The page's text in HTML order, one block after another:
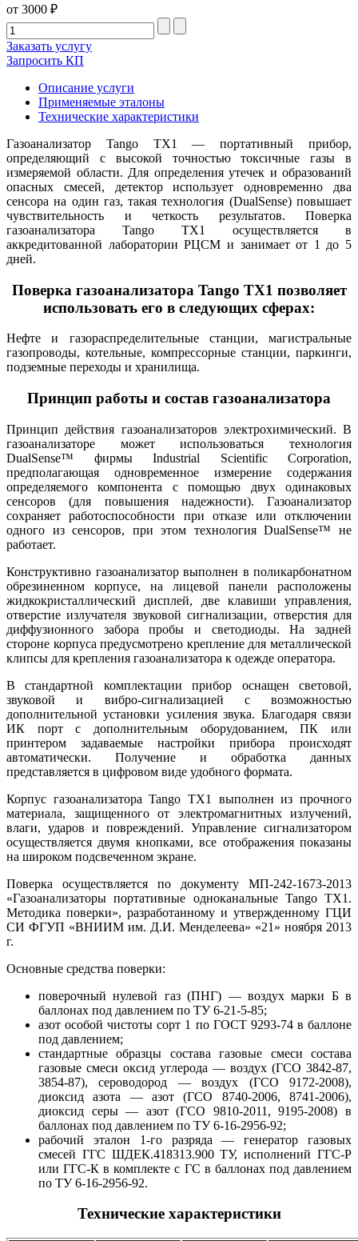
от 3000 ₽
Заказать услугу
Запросить КП
Описание услуги
Применяемые эталоны
Технические характеристики
Газоанализатор Tango TX1 — портативный прибор,
определяющий с высокой точностью токсичные газы в
измеряемой области. Для определения утечек и образований
опасных смесей, детектор использует одновременно два
сенсора на один газ, такая технология (DualSense) повышает
чувствительность и четкость результатов. Поверка
газоанализатора Tango TX1 осуществляется в
аккредитованной лаборатории РЦСМ и занимает от 1 до 5
дней.
Поверка газоанализатора Tango TX1 позволяет
использовать его в следующих сферах:
Нефте и газораспределительные станции, магистральные
газопроводы, котельные, компрессорные станции, паркинги,
подземные переходы и хранилища.
Принцип работы и состав газоанализатора
Принцип действия газоанализаторов электрохимический. В
газоанализаторе может использоваться технология
DualSense™ фирмы Industrial Scientific Corporation,
предполагающая одновременное измерение содержания
определяемого компонента с помощью двух одинаковых
сенсоров (для повышения надежности). Газоанализатор
сохраняет работоспособности при отказе или отключении
одного из сенсоров, при этом технология DualSense™ не
работает.
Конструктивно газоанализатор выполнен в поликарбонатном
обрезиненном корпусе, на лицевой панели расположены
жидкокристаллический дисплей, две клавиши управления,
отверстие излучателя звуковой сигнализации, отверстия для
диффузионного забора пробы и светодиоды. На задней
стороне корпуса предусмотрено крепление для металлической
клипсы для крепления газоанализатора к одежде оператора.
В стандартной комплектации прибор оснащен световой,
звуковой и вибро-сигнализацией с возможностью
дополнительной установки усиления звука. Благодаря связи
ИК порт с дополнительным оборудованием, ПК или
принтером задаваемые настройки прибора происходят
автоматически. Получение и обработка данных
представляется в цифровом виде удобного формата.
Корпус газоанализатора Tango TX1 выполнен из прочного
материала, защищенного от электромагнитных излучений,
влаги, ударов и повреждений. Управление сигнализатором
осуществляется двумя кнопками, все отображения показаны
на широком подсвеченном экране.
Поверка осуществляется по документу МП-242-1673-2013
«Газоанализаторы портативные одноканальные Tango TX1.
Методика поверки», разработанному и утвержденному ГЦИ
СИ ФГУП «ВНИИМ им. Д.И. Менделеева» «21» ноября 2013
г.
Основные средства поверки:
поверочный нулевой газ (ПНГ) — воздух марки Б в
баллонах под давлением по ТУ 6-21-5-85;
азот особой чистоты сорт 1 по ГОСТ 9293-74 в баллоне
под давлением;
стандартные образцы состава газовые смеси состава
газовые смеси оксид углерода — воздух (ГСО 3842-87,
3854-87), сероводород — воздух (ГСО 9172-2008),
диоксид азота — азот (ГСО 8740-2006, 8741-2006),
диоксид серы — азот (ГСО 9810-2011, 9195-2008) в
баллонах под давлением по ТУ 6-16-2956-92;
рабочий эталон 1-го разряда — генератор газовых
смесей ГГС ШДЕК.418313.900 ТУ, исполнений ГГС-Р
или ГГС-К в комплекте с ГС в баллонах под давлением
по ТУ 6-16-2956-92.
Технические характеристики